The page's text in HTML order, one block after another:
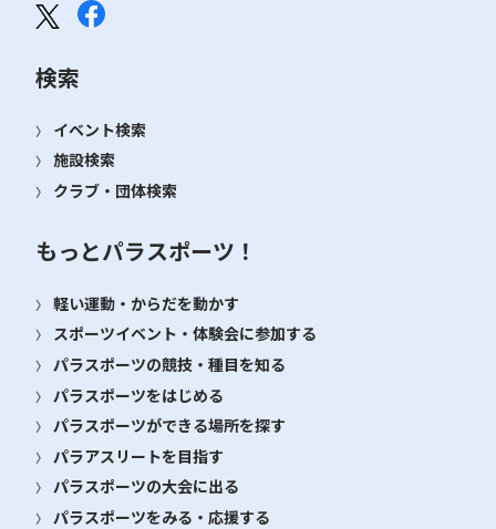
検索
イベント検索
施設検索
クラブ・団体検索
もっとパラスポーツ！
軽い運動・からだを動かす
スポーツイベント・体験会に参加する
パラスポーツの競技・種目を知る
パラスポーツをはじめる
パラスポーツができる場所を探す
パラアスリートを目指す
パラスポーツの大会に出る
パラスポーツをみる・応援する